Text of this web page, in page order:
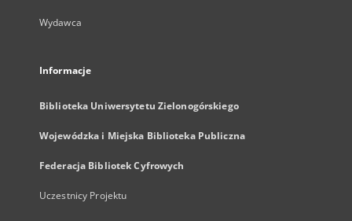
Wydawca
Informacje
Biblioteka Uniwersytetu Zielonogórskiego
Wojewódzka i Miejska Biblioteka Publiczna
Federacja Bibliotek Cyfrowych
Uczestnicy Projektu